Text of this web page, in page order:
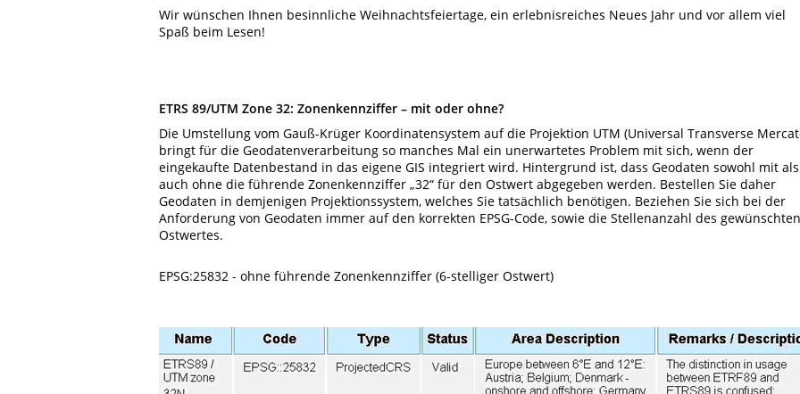
Wir wünschen Ihnen besinnliche Weihnachtsfeiertage, ein erlebnisreiches Neues Jahr und vor allem viel
Spaß beim Lesen!
ETRS 89/UTM Zone 32: Zonenkennziffer – mit oder ohne?
Die Umstellung vom Gauß-Krüger Koordinatensystem auf die Projektion UTM (Universal Transverse
bringt für die Geodatenverarbeitung so manches Mal ein unerwartetes Problem mit sich, wenn der
eingekaufte Datenbestand in das eigene GIS integriert wird. Hintergrund ist, dass Geodaten sowohl mit als
auch ohne die führende Zonenkennziffer „32“ für den Ostwert abgegeben werden. Bestellen Sie daher
Geodaten in demjenigen Projektionssystem, welches Sie tatsächlich benötigen. Beziehen Sie sich bei der
Anforderung von Geodaten immer auf den korrekten EPSG-Code, sowie die Stellenanzahl des gewünschten
Ostwertes.
EPSG:25832 - ohne führende Zonenkennziffer (6-stelliger Ostwert)